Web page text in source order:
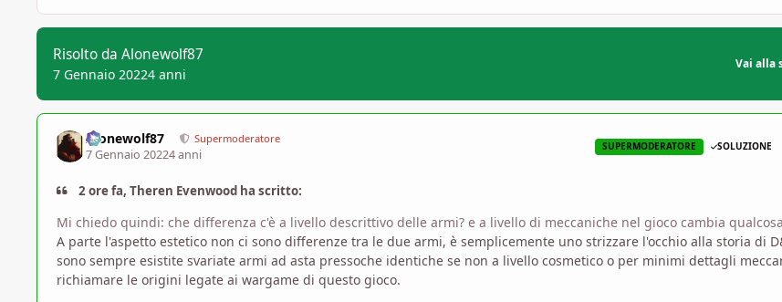
Risolto da Alonewolf87
7 Gennaio 20224 anni
Vai alla
Alonewolf87 Supermoderatore
7 Gennaio 20224 anni
SUPERMODERATORE SOLUZIONE
2 ore fa, Theren Evenwood ha scritto:
Mi chiedo quindi: che differenza c'è a livello descrittivo delle armi? e a livello di meccaniche nel gioco cambia
A parte l'aspetto estetico non ci sono differenze tra le due armi, è semplicemente uno strizzare l'occhio alla storia di
sono sempre esistite svariate armi ad asta pressoche identiche se non a livello cosmetico o per minimi dettagli
richiamare le origini legate ai wargame di questo gioco.